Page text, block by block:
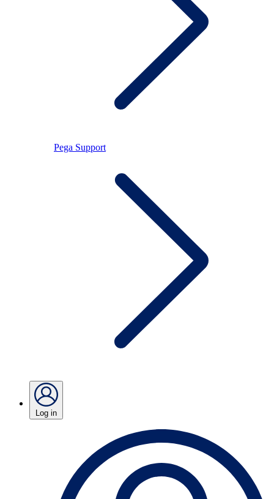
Pega Support
Log in